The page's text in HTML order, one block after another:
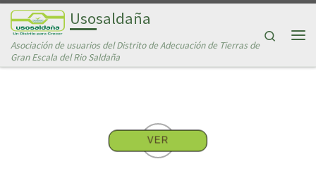
Saltar al contenidoUsosaldaña
Asociación de usuarios del Distrito de Adecuación de Tierras de
Gran Escala del Rio Saldaña
Search
VER